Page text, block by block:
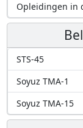
Opleidingen in
STS-45
Soyuz TMA-1
Soyuz TMA-15